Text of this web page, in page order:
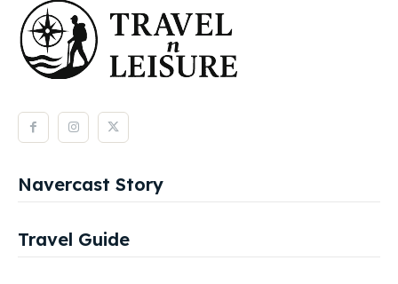
Navercast Story
Travel Guide